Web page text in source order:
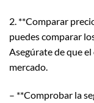
2. **Comparar
puedes comparar
Asegúrate de que
mercado.
– **Comprobar la